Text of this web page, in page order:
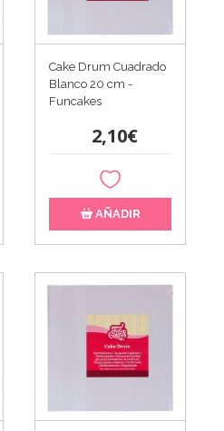
Cake Drum Cuadrado
Blanco 20 cm -
Funcakes
2,10€
AÑADIR